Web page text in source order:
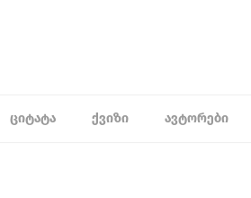
ᲪᲘᲢᲐᲢᲐ ᲥᲕᲘᲖᲘ ᲐᲕᲢᲝᲠᲔᲑᲘ